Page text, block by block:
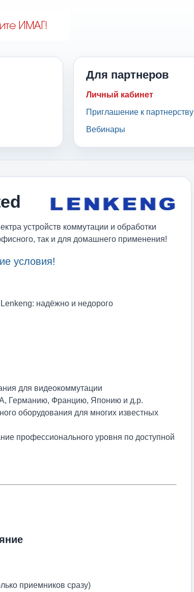
Для партнеров
Личный кабинет
Приглашение к партнерству
Вебинары
устройств коммутации и обработки
так и для домашнего применения!
условия!
для видеокоммутации
Германию, Францию, Японию и д.р.
оборудования для многих известных
профессионального уровня по доступной
приемников сразу)